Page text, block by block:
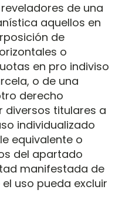
de una
aquellos en
de
o
en pro indiviso
o de una
derecho
diversos titulares a
individualizado
equivalente o
del apartado
manifestada de
uso pueda excluir